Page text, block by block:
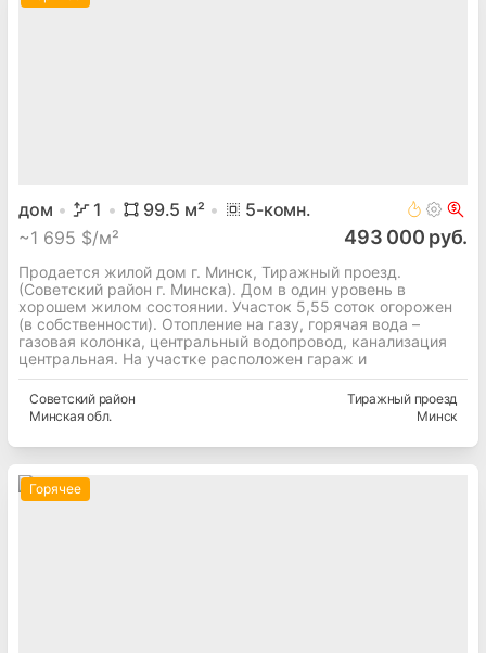
дом 1 99.5 м² 5-комн.
~1 695 $/м² 493 000 руб.
Продается жилой дом г. Минск, Тиражный проезд.
(Советский район г. Минска). Дом в один уровень в
хорошем жилом состоянии. Участок 5,55 соток огорожен
(в собственности). Отопление на газу, горячая вода –
газовая колонка, центральный водопровод, канализация
центральная. На участке расположен гараж и
Советскийрайон
Минская обл.
Тиражный проезд
Минск
Горячее